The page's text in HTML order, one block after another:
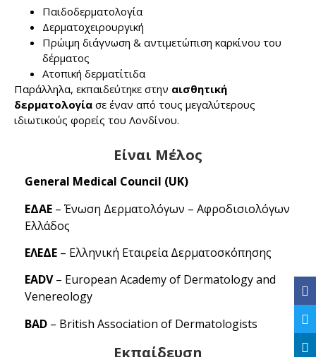
Παιδοδερματολογία
Δερματοχειρουργική
Πρώιμη διάγνωση & αντιμετώπιση καρκίνου του
δέρματος
Ατοπική δερματίτιδα
Παράλληλα, εκπαιδεύτηκε στην αισθητική
δερματολογία σε έναν από τους μεγαλύτερους
ιδιωτικούς φορείς του Λονδίνου.
Είναι Μέλος
General Medical Council (UK)
ΕΔΑΕ – Ένωση Δερματολόγων – Αφροδισιολόγων
Ελλάδος
ΕΛΕΔΕ – Ελληνική Εταιρεία Δερματοσκόπησης
EADV– European Academy of Dermatology and
Venereology
BAD – British Association of Dermatologists
Εκπαίδευση